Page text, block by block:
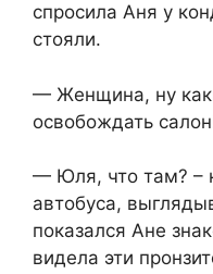
спросила Аня у
стояли.
— Женщина, ну
освобождать
— Юля, что там? –
автобуса,
показался Ане
видела эти